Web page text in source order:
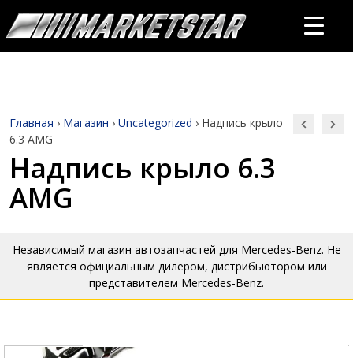
Главная › Магазин › Uncategorized › Надпись крыло
6.3 AMG
Надпись крыло 6.3
AMG
Независимый магазин автозапчастей для Mercedes-Benz. Не
является официальным дилером, дистрибьютором или
представителем Mercedes-Benz.